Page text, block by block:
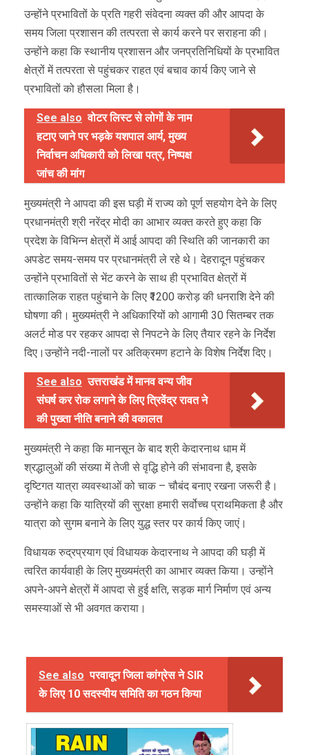
उन्होंने प्रभावितों के प्रति गहरी संवेदना व्यक्त की और आपदा के
समय जिला प्रशासन की तत्परता से कार्य करने पर सराहना की।
उन्होंने कहा कि स्थानीय प्रशासन और जनप्रतिनिधियों के प्रभावित
क्षेत्रों में तत्परता से पहुंचकर राहत एवं बचाव कार्य किए जाने से
प्रभावितों को हौसला मिला है।
See also वोटर लिस्ट से लोगों के नाम
हटाए जाने पर भड़के यशपाल आर्य, मुख्य
निर्वाचन अधिकारी को लिखा पत्र, निष्पक्ष
जांच की मांग
मुख्यमंत्री ने आपदा की इस घड़ी में राज्य को पूर्ण सहयोग देने के लिए
प्रधानमंत्री श्री नरेंद्र मोदी का आभार व्यक्त करते हुए कहा कि
प्रदेश के विभिन्न क्षेत्रों में आई आपदा की स्थिति की जानकारी का
अपडेट समय-समय पर प्रधानमंत्री ले रहे थे। देहरादून पहुंचकर
उन्होंने प्रभावितों से भेंट करने के साथ ही प्रभावित क्षेत्रों में
तात्कालिक राहत पहुंचाने के लिए ₹1200 करोड़ की धनराशि देने की
घोषणा की। मुख्यमंत्री ने अधिकारियों को आगामी 30 सितम्बर तक
अलर्ट मोड पर रहकर आपदा से निपटने के लिए तैयार रहने के निर्देश
दिए।उन्होंने नदी-नालों पर अतिक्रमण हटाने के विशेष निर्देश दिए।
See also उत्तराखंड में मानव वन्य जीव
संघर्ष कर रोक लगाने के लिए त्रिवेंद्र रावत ने
की पुख्ता नीति बनाने की वकालत
मुख्यमंत्री ने कहा कि मानसून के बाद श्री केदारनाथ धाम में
श्रद्धालुओं की संख्या में तेजी से वृद्धि होने की संभावना है, इसके
दृष्टिगत यात्रा व्यवस्थाओं को चाक – चौबंद बनाए रखना जरूरी है।
उन्होंने कहा कि यात्रियों की सुरक्षा हमारी सर्वोच्च प्राथमिकता है और
यात्रा को सुगम बनाने के लिए युद्ध स्तर पर कार्य किए जाएं।
विधायक रुद्रप्रयाग एवं विधायक केदारनाथ ने आपदा की घड़ी में
त्वरित कार्यवाही के लिए मुख्यमंत्री का आभार व्यक्त किया। उन्होंने
अपने-अपने क्षेत्रों में आपदा से हुई क्षति, सड़क मार्ग निर्माण एवं अन्य
समस्याओं से भी अवगत कराया।
See also परवादून जिला कांग्रेस ने SIR
के लिए 10 सदस्यीय समिति का गठन किया